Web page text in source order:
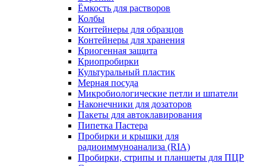
Ёмкость для растворов
Колбы
Контейнеры для образцов
Контейнеры для хранения
Криогенная защита
Криопробирки
Культуральный пластик
Мерная посуда
Микробиологические петли и шпатели
Наконечники для дозаторов
Пакеты для автоклавирования
Пипетка Пастера
Пробирки и крышки для
радиоиммуноанализа (RIA)
Пробирки, стрипы и планшеты для ПЦР